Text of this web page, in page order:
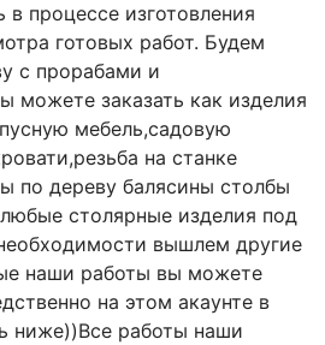
в процессе изготовления
готовых работ. Будем
с прорабами и
можете заказать как изделия
мебель,садовую
на станке
по дереву балясины столбы
столярные изделия под
вышлем другие
наши работы вы можете
на этом акаунте в
работы наши